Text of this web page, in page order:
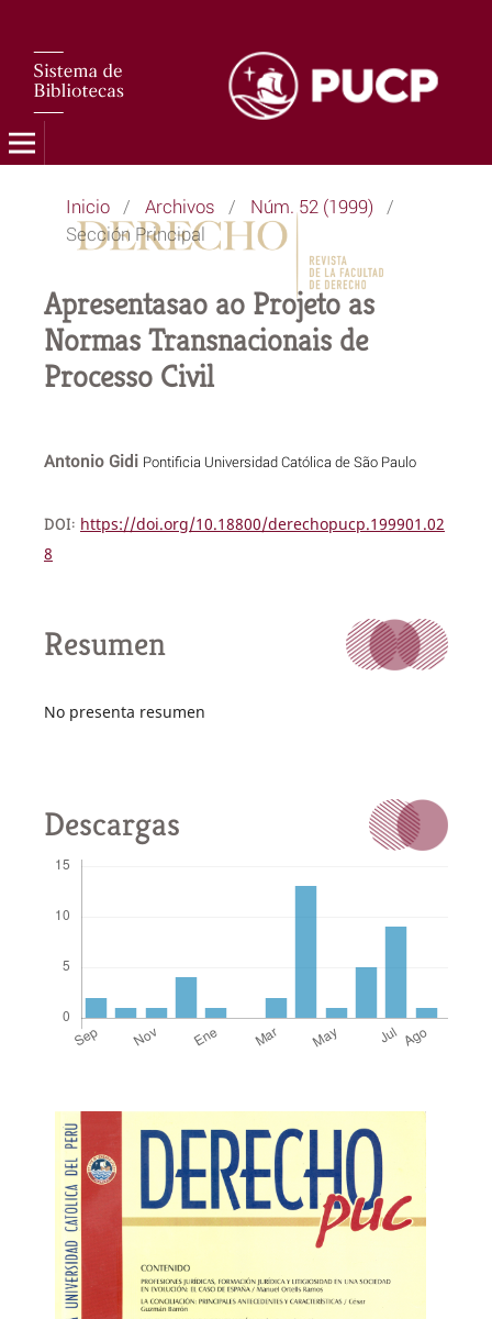
Inicio / Archivos / Núm. 52 (1999) /
Sección Principal
Apresentasao ao Projeto as
Normas Transnacionais de
Processo Civil
Antonio Gidi Pontificia Universidad Católica de São Paulo
DOI: https://doi.org/10.18800/derechopucp.199901.02
8
Resumen
No presenta resumen
Descargas